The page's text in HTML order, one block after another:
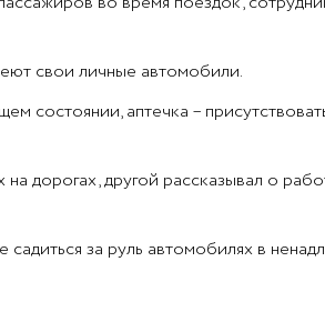
свои личные автомобили.
аптечка –
дорогах, другой рассказывал о
за руль автомобилях в